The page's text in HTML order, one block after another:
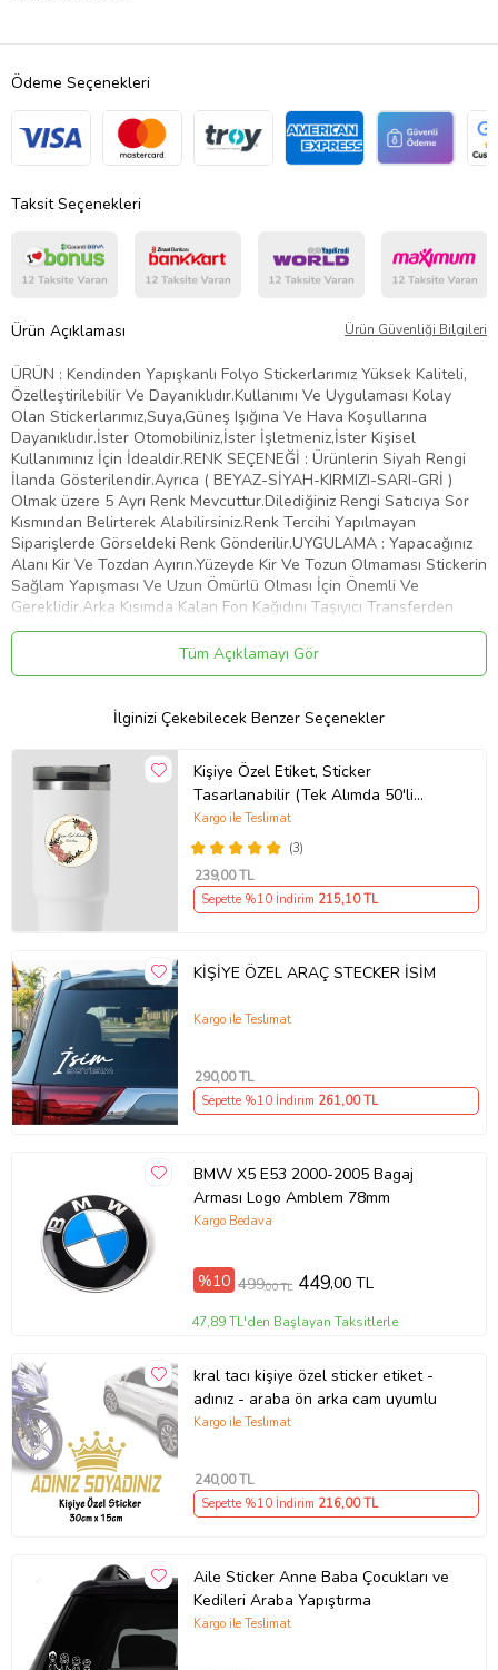
Ödeme Seçenekleri
Taksit Seçenekleri
Ürün Açıklaması Ürün Güvenliği Bilgileri
ÜRÜN : Kendinden Yapışkanlı Folyo Stickerlarımız Yüksek Kaliteli,
Özelleştirilebilir Ve Dayanıklıdır.Kullanımı Ve Uygulaması Kolay
Olan Stickerlarımız,Suya,Güneş Işığına Ve Hava Koşullarına
Dayanıklıdır.İster Otomobiliniz,İster İşletmeniz,İster Kişisel
Kullanımınız İçin İdealdir.RENK SEÇENEĞİ : Ürünlerin Siyah Rengi
İlanda Gösterilendir.Ayrıca ( BEYAZ-SİYAH-KIRMIZI-SARI-GRİ )
Olmak üzere 5 Ayrı Renk Mevcuttur.Dilediğiniz Rengi Satıcıya Sor
Kısmından Belirterek Alabilirsiniz.Renk Tercihi Yapılmayan
Siparişlerde Görseldeki Renk Gönderilir.UYGULAMA : Yapacağınız
Alanı Kir Ve Tozdan Ayırın.Yüzeyde Kir Ve Tozun Olmaması Stickerin
Sağlam Yapışması Ve Uzun Ömürlü Olması İçin Önemli Ve
Gereklidir.Arka Kısımda Kalan Fon Kağıdını Taşıyıcı Transferden
Dikkatlice Ayırın.Bu İşlemi Yaparken Stickerin Tüm Parçalarının
Taşıyıcıya Geçtiğinden Emin Olun.Taşıyıcı Transferi Belirlemiş
Olduğunuz Yüzeye Üstten Başlayarak Plastik Bir Kart İle Bastırıp
Transferin Üzerinden Desene Baskı Yaparak Stickerin Düzeye
Yapıştırdığınız Alandan Yavaşça Ve Dikkatlice Sıyırın.Transferi
Çekerken Parçaların Taşıyıcıdan Ayrılıp Belirlemiş Olduğunuz Alana
Yapıştığından Emin Olun.Artık Stickeriniz Kullanıma Hazır. Tebrikler
Ürün Kodu:kcm87781509
Tüm Açıklamayı Gör
İlginizi Çekebilecek Benzer Seçenekler
Kişiye Özel Etiket, Sticker
Tasarlanabilir (Tek Alımda 50'li
Gönderim Yapılmaktadır)
(3)
Kargo ile Teslimat
239,00 TL
Sepette %10 İndirim 215,10 TL
KİŞİYE ÖZEL ARAÇ STECKER İSİM
Kargo ile Teslimat
290,00 TL
Sepette %10 İndirim 261,00 TL
BMW X5 E53 2000-2005 Bagaj
Arması Logo Amblem 78mm
Kargo Bedava
%10 499,00 TL 449,00 TL
47,89 TL'den Başlayan Taksitlerle
kral tacı kişiye özel sticker etiket -
adınız - araba ön arka cam uyumlu
Kargo ile Teslimat
240,00 TL
Sepette %10 İndirim 216,00 TL
Aile Sticker Anne Baba Çocukları ve
Kedileri Araba Yapıştırma
Kargo ile Teslimat